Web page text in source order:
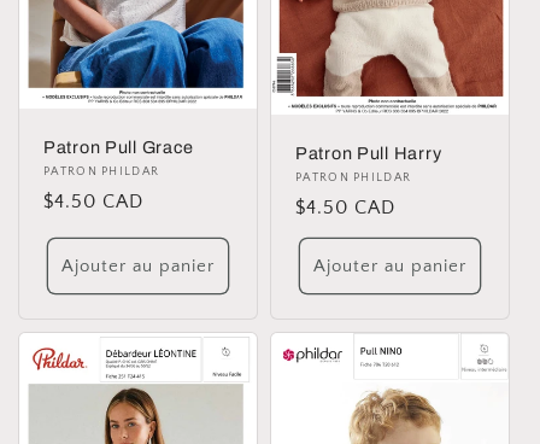
:
Patron Pull Grace
Distributeur :
PATRON PHILDAR
Prix
$4.50 CAD
Ajouter au panier
Patron Pull Harry
Distributeur :
PATRON PHILDAR
Prix
habituel
$4.50 CAD
Ajouter au panier